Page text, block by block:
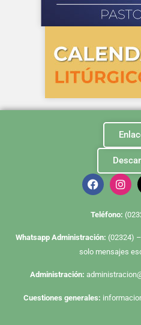
Teléfono:
Whatsapp Administración: (02324)
solo mensajes
Administración:
Cuestiones generales: